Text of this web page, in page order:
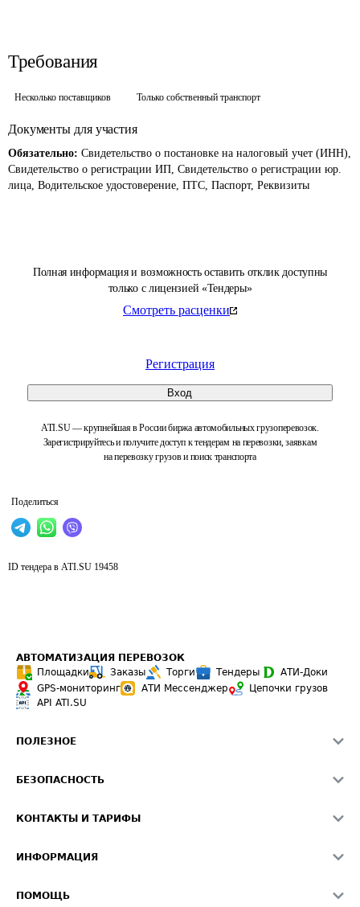
Полная информация и возможность оставить отклик доступны
только с лицензией «Тендеры»
Смотреть расценки
Регистрация
Вход
ATI.SU — крупнейшая в России биржа автомобильных грузоперевозок.
Зарегистрируйтесь и получите доступ к тендерам на перевозки, заявкам
на перевозку грузов и поиск транспорта
Поделиться
Требования
Несколько поставщиков Только собственный транспорт
Документы для участия
Обязательно: Свидетельство о постановке на налоговый учет (ИНН),
Свидетельство о регистрации ИП, Свидетельство о регистрации юр.
лица, Водительское удостоверение, ПТС, Паспорт, Реквизиты
ID тендера в ATI.SU 19458
АВТОМАТИЗАЦИЯ ПЕРЕВОЗОК
Площадки
Заказы Торги Тендеры
АТИ-Доки
GPS-мониторинг
АТИ Мессенджер
Цепочки грузов
API ATI.SU
ПОЛЕЗНОЕ
Звезды ATI.SU на вашем сайте
Средние ставки
БЕЗОПАСНОСТЬ
Светофор+
О формировании Паспорта
КОНТАКТЫ И ТАРИФЫ
Реклама на сайте
ИНФОРМАЦИЯ
ПОМОЩЬ